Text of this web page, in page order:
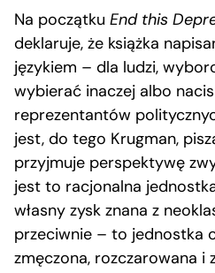
Na początku End this
deklaruje, że książka
językiem – dla ludzi,
wybierać inaczej albo
reprezentantów
jest, do tego Krugman,
przyjmuje perspektywę
jest to racjonalna
własny zysk znana z
przeciwnie – to jednostka
zmęczona, rozczarowana i